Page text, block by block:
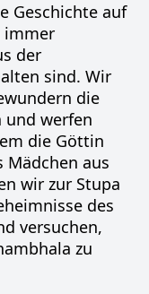
Geschichte auf
immer
der
sind. Wir
die
und werfen
die Göttin
Mädchen aus
wir zur Stupa
des
versuchen,
zu